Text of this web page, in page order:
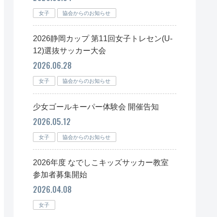
女子 協会からのお知らせ
2026静岡カップ 第11回女子トレセン(U-
12)選抜サッカー大会
2026.06.28
女子 協会からのお知らせ
少女ゴールキーパー体験会 開催告知
2026.05.12
女子 協会からのお知らせ
2026年度 なでしこキッズサッカー教室
参加者募集開始
2026.04.08
女子